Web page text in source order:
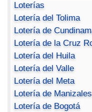
Loterías
Lotería del Tolima
Lotería de
Lotería de la Cruz
Lotería del Huila
Lotería del Valle
Lotería del Meta
Lotería de Manizales
Lotería de Bogotá